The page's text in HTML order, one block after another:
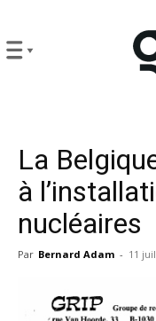
La
à
nucléaires
Par Bernard Adam - 11